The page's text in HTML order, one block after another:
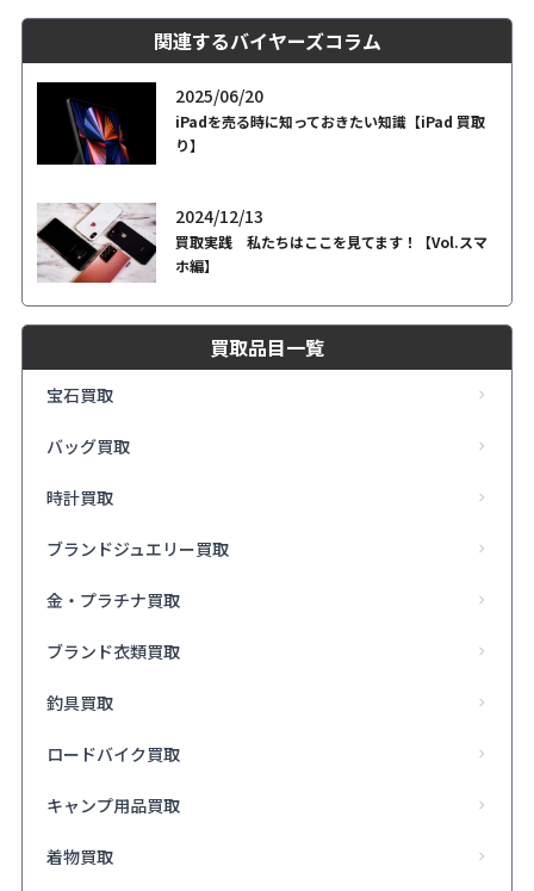
関連するバイヤーズコラム
2025/06/20
iPadを売る時に知っておきたい知識【iPad 買取
り】
2024/12/13
買取実践 私たちはここを見てます！【Vol.スマ
ホ編】
買取品目一覧
宝石買取
バッグ買取
時計買取
ブランドジュエリー買取
金・プラチナ買取
ブランド衣類買取
釣具買取
ロードバイク買取
キャンプ用品買取
着物買取